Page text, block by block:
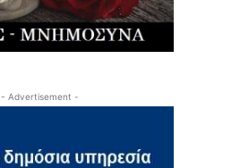
- Advertisement -